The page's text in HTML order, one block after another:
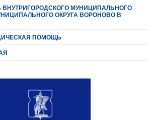
МУНИЦИПАЛЬНОГО
ОКРУГА ВОРОНОВО В
ПОМОЩЬ